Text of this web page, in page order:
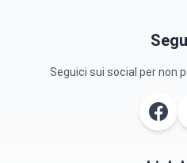
Seguici sui social per non